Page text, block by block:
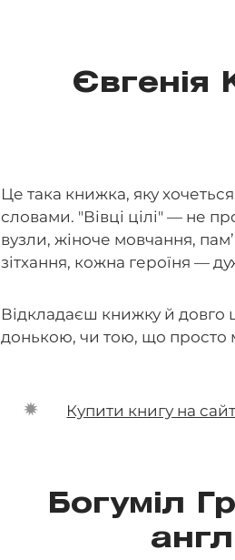
Євгенія
Це така книжка, яку
словами. "Вівці цілі" — не
вузли, жіноче мовчання,
зітхання, кожна героїня —
Відкладаєш книжку й довго
донькою, чи тою, що просто
Купити книгу на
Богуміл